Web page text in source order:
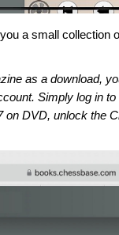
a small
as a download,
Simply log in to
DVD, unlock the